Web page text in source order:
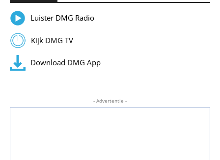
Luister DMG Radio
Kijk DMG TV
Download DMG App
- Advertentie -